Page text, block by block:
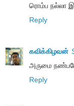
ரொம்ப நல்லா
Reply
கவிக்கிழவன்
அருமை
Reply